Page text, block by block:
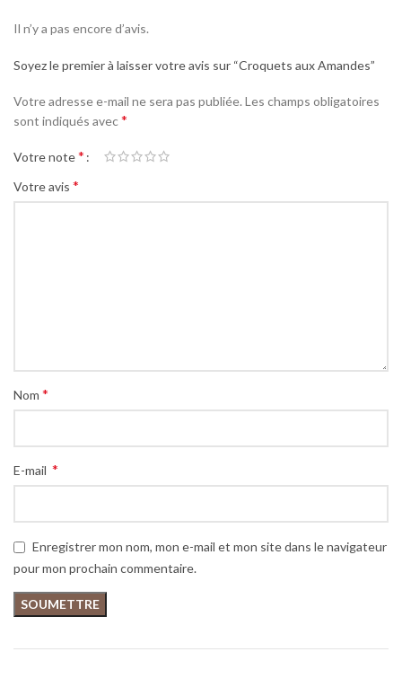
Il n’y a pas encore d’avis.
Soyez le premier à laisser votre avis sur “Croquets aux Amandes”
Votre adresse e-mail ne sera pas publiée. Les champs obligatoires
sont indiqués avec*
Votre note*
Votre avis *
Nom *
E-mail *
Enregistrer mon nom, mon e-mail et mon site dans le navigateur
pour mon prochain commentaire.